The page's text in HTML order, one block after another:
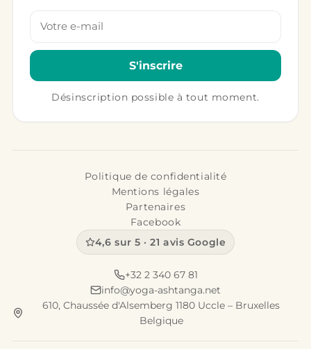
S'inscrire
Désinscription possible à tout moment.
Politique de confidentialité
Mentions légales
Partenaires
Facebook
4,6 sur 5 · 21 avis Google
+32 2 340 67 81
info@yoga-ashtanga.net
610, Chaussée d'Alsemberg 1180 Uccle – Bruxelles
Belgique